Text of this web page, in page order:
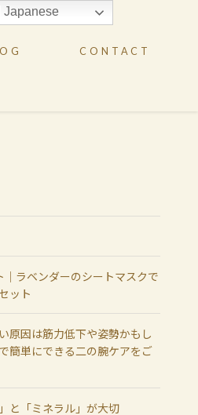
CONTACT
ラベンダーのシートマスクで
ット
原因は筋力低下や姿勢かもし
簡単にできる二の腕ケアをご
と「ミネラル」が大切
Japanese